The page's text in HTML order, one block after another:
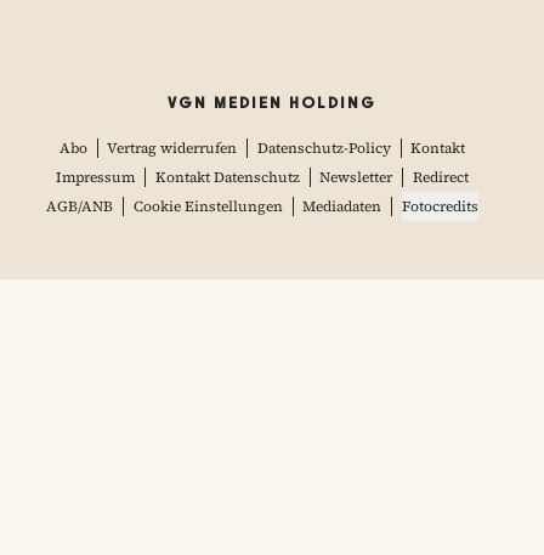
VGN MEDIEN HOLDING
Abo Vertrag widerrufen Datenschutz-Policy
Kontakt
Impressum
Kontakt Datenschutz Newsletter
Redirect
AGB/ANB
Cookie Einstellungen Mediadaten Fotocredits